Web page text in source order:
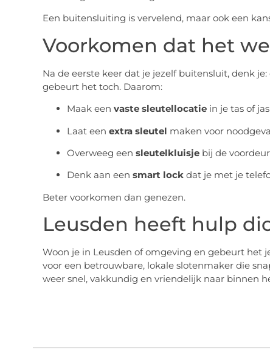
Een buitensluiting is vervelend, maar ook een
Voorkomen dat het
Na de eerste keer dat je jezelf buitensluit, denk
gebeurt het toch. Daarom:
Maak een vaste sleutellocatiein je tas of jas
Laat een extra sleutel maken voor
Overweeg een sleutelkluisjebij de
Denk aan een smart lockdat je met je
Beter voorkomen dan genezen.
Leusden heeft hulp
Woon je in Leusden of omgeving en gebeurt het
voor een betrouwbare, lokale slotenmaker die
weer snel, vakkundig en vriendelijk naar binnen